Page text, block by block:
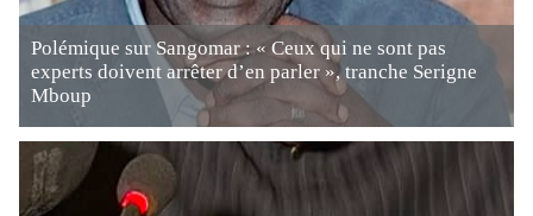
Polémique sur Sangomar : « Ceux qui ne sont pas
experts doivent arrêter d’en parler », tranche Serigne
Mboup